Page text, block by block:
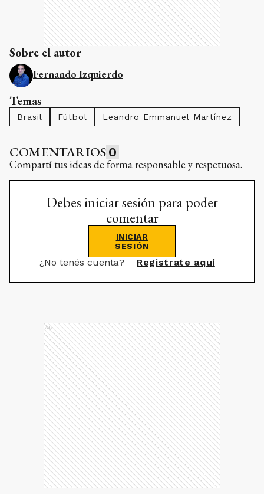
Sobre el autor
Fernando Izquierdo
Temas
Brasil Fútbol Leandro Emmanuel Martínez
COMENTARIOS 0
Compartí tus ideas de forma responsable y respetuosa.
Debes iniciar sesión para poder
comentar
INICIAR
SESIÓN
¿No tenés cuenta? Registrate aquí
Ads